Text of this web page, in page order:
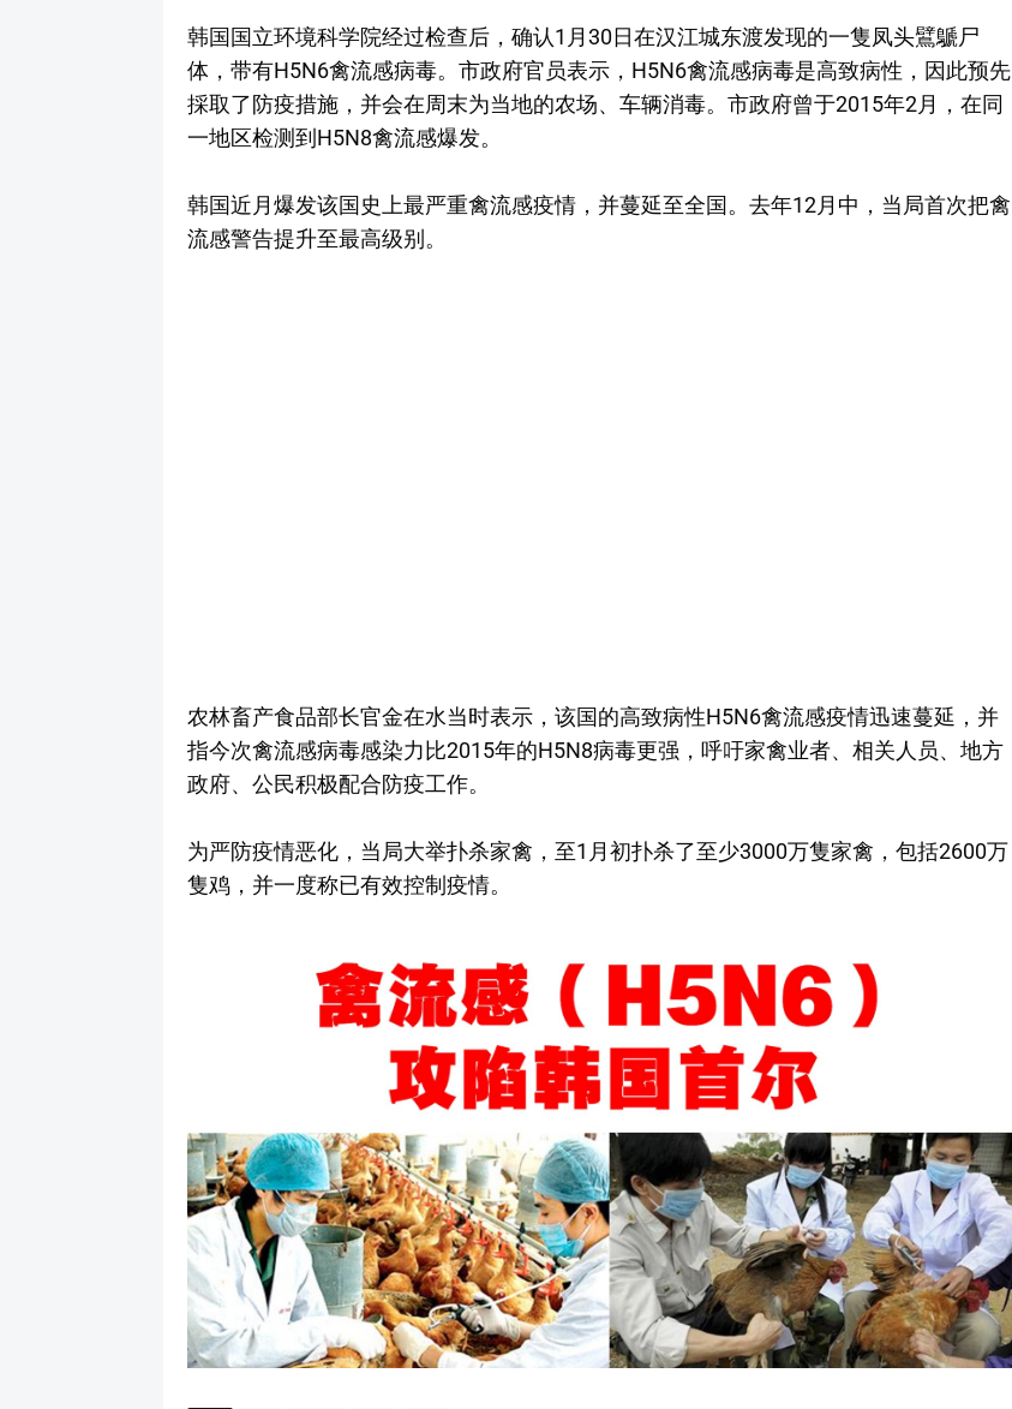
韩国国立环境科学院经过检查后，确认1月30日在汉江城东渡发现的一隻凤头鷿鷈尸
体，带有H5N6禽流感病毒。市政府官员表示，H5N6禽流感病毒是高致病性，因此预先
採取了防疫措施，并会在周末为当地的农场、车辆消毒。市政府曾于2015年2月，在同
一地区检测到H5N8禽流感爆发。
韩国近月爆发该国史上最严重禽流感疫情，并蔓延至全国。去年12月中，当局首次把禽
流感警告提升至最高级别。
农林畜产食品部长官金在水当时表示，该国的高致病性H5N6禽流感疫情迅速蔓延，并
指今次禽流感病毒感染力比2015年的H5N8病毒更强，呼吁家禽业者、相关人员、地方
政府、公民积极配合防疫工作。
为严防疫情恶化，当局大举扑杀家禽，至1月初扑杀了至少3000万隻家禽，包括2600万
隻鸡，并一度称已有效控制疫情。